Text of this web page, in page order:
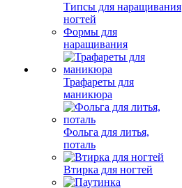
Типсы для наращивания
ногтей
Формы для
наращивания
Трафареты для
маникюра
Фольга для литья,
поталь
Втирка для ногтей